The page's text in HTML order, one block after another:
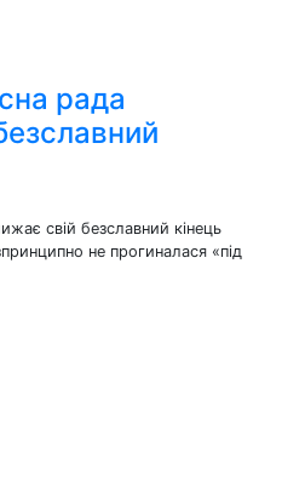
рада
свій безславний кінець
не прогиналася «під